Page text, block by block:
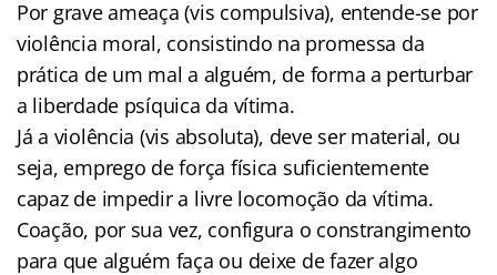
Por grave ameaça (vis compulsiva), entende-se por
violência moral, consistindo na promessa da
prática de um mal a alguém, de forma a perturbar
a liberdade psíquica da vítima.
Já a violência (vis absoluta), deve ser material, ou
seja, emprego de força física suficientemente
capaz de impedir a livre locomoção da vítima.
Coação, por sua vez, configura o constrangimento
para que alguém faça ou deixe de fazer algo